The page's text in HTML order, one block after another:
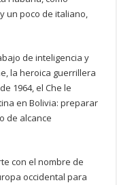
un poco de italiano,
de inteligencia y
la heroica guerrillera
1964, el Che le
en Bolivia: preparar
de alcance
con el nombre de
occidental para